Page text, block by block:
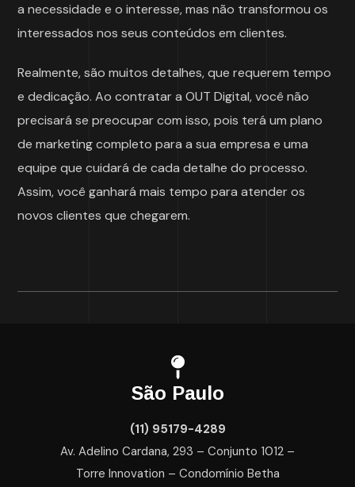
a necessidade e o interesse, mas não transformou os
interessados nos seus conteúdos em clientes.
Realmente, são muitos detalhes, que requerem tempo
e dedicação. Ao contratar a OUT Digital, você não
precisará se preocupar com isso, pois terá um plano
de marketing completo para a sua empresa e uma
equipe que cuidará de cada detalhe do processo.
Assim, você ganhará mais tempo para atender os
novos clientes que chegarem.
São Paulo
(11) 95179-4289
Av. Adelino Cardana, 293 – Conjunto 1012 –
Torre Innovation – Condomínio Betha